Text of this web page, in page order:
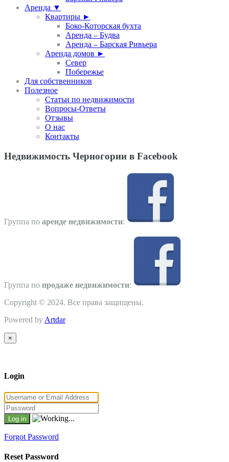
Аренда ▼
Квартиры ►
Боко-Которская бухта
Аренда – Будва
Аренда – Барская Ривьера
Аренда домов ►
Север
Побережье
Для собственников
Полезное
Статьи по недвижимости
Вопросы-Ответы
Отзывы
О нас
Контакты
Недвижимость Черногории в Facebook
Группа по аренде недвижимости:
Группа по продаже недвижимости:
Copyright © 2024. Все права защищены.
Powered by Artdar
×
Login
Forgot Password
Reset Password